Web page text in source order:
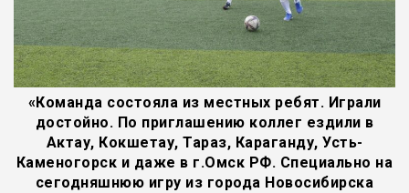
«Команда состояла из местных ребят. Играли
достойно. По приглашению коллег ездили в
Актау, Кокшетау, Тараз, Караганду, Усть-
Каменогорск и даже в г.Омск РФ. Специально на
сегодняшнюю игру из города Новосибирска